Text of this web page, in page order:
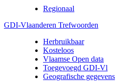
Regionaal
GDI-Vlaanderen Trefwoorden
Herbruikbaar
Kosteloos
Vlaamse Open data
Toegevoegd GDI-Vl
Geografische gegevens